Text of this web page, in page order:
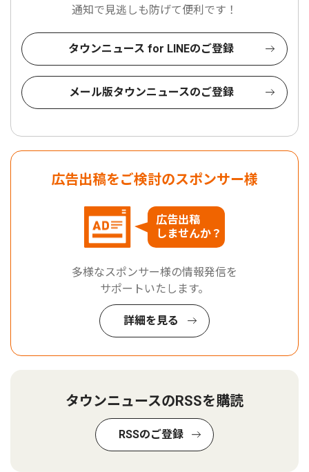
通知で見逃しも防げて便利です！
タウンニュース for LINEのご登録
メール版タウンニュースのご登録
広告出稿をご検討のスポンサー様
広告出稿
しませんか？
多様なスポンサー様の情報発信を
サポートいたします。
詳細を見る
タウンニュースのRSSを購読
RSSのご登録